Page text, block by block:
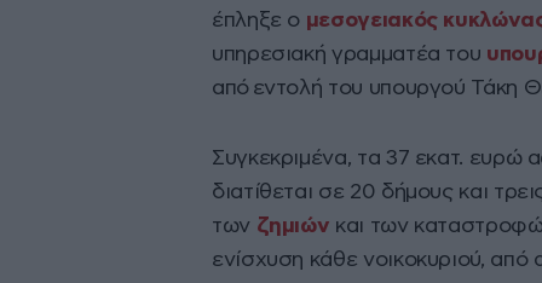
έπληξε ο μεσογειακός
υπηρεσιακή γραμματέα του
από εντολή του υπουργού Τάκη
Συγκεκριμένα, τα 37 εκατ.
διατίθεται σε 20 δήμους και
των ζημιών και των
ενίσχυση κάθε νοικοκυριού, από